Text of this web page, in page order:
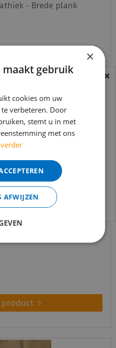
- Brede plank
Geborstelde eik
product
vakantie periode zijn wij
helaas niet
uiteraard verwerkt
snel dan wat je van ons
ons bereiken via
×
maakt gebruik
cookies om uw
verbeteren. Door
stemt u in met
met ons
AFWIJZEN